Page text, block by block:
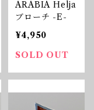
ARABIA Helja
ブローチ -E-
¥4,950
SOLD OUT